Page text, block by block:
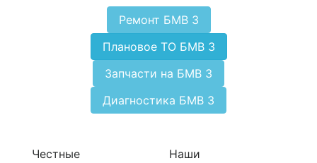
Ремонт БМВ 3
Плановое ТО БМВ 3
Запчасти на БМВ 3
Диагностика БМВ 3
Честные
Наши